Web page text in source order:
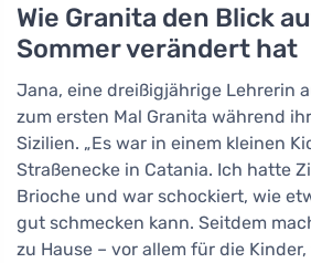
Wie Granita den Blick
Sommer verändert hat
Jana, eine dreißigjährige Lehrerin
zum ersten Mal Granita während
Sizilien. „Es war in einem kleinen
Straßenecke in Catania. Ich hatte
Brioche und war schockiert, wie
gut schmecken kann. Seitdem
zu Hause – vor allem für die